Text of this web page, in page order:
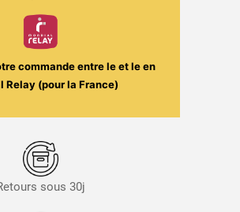
commande entre leet leen
Relay (pour la France)
sous 30j